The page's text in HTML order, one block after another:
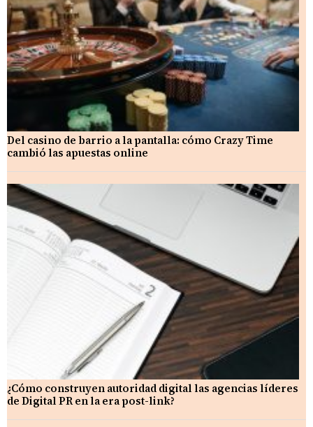
Del casino de barrio a la pantalla: cómo Crazy Time
cambió las apuestas online
¿Cómo construyen autoridad digital las agencias líderes
de Digital PR en la era post-link?